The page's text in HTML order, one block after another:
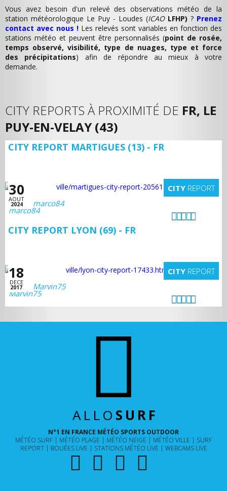
Vous avez besoin d'un relevé des observations météo de la
station météorologique Le Puy - Loudes (ICAO LFHP) ? Prenez
contact avec nous ! Les relevés sont variables en fonction des
stations météo et peuvent être personnalisés (point de rosée,
temps observé, visibilité, type de nuages, type et force
des précipitations) afin de répondre au mieux à votre
demande.
CITY REPORTS À PROXIMITÉ DE FR, LE
PUY-EN-VELAY (43)
CITY REPORT MARTIGUES (13) - FR
30
AOUT
2024
CITY REPORT
marco84
CITY REPORT LYON (69) - FR
18
DECE
2017
CITY REPORT
Marvin75
ALLO SURF
N°1 EN FRANCE MÉTÉO SPORTS OUTDOOR
MÉTÉO SURF
MÉTÉO PLAGE MÉTÉO NEIGE MÉTÉO VILLE
SURF
REPORT
BOUÉES LIVE STATIONS MÉTÉO LIVE WEBCAMS LIVE